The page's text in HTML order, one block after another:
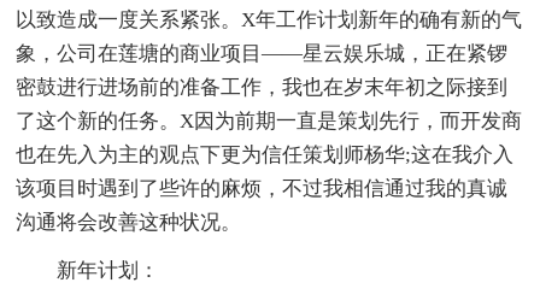
以致造成一度关系紧张。X年工作计划新年的确有新的气
象，公司在莲塘的商业项目——星云娱乐城，正在紧锣
密鼓进行进场前的准备工作，我也在岁末年初之际接到
了这个新的任务。X因为前期一直是策划先行，而开发商
也在先入为主的观点下更为信任策划师杨华;这在我介入
该项目时遇到了些许的麻烦，不过我相信通过我的真诚
沟通将会改善这种状况。
新年计划：